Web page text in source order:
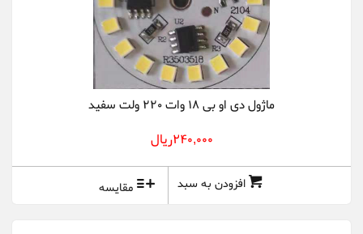
ماژول دی او بی 18 وات 220 ولت سفید
240,000ريال
افزودن به سبد مقایسه